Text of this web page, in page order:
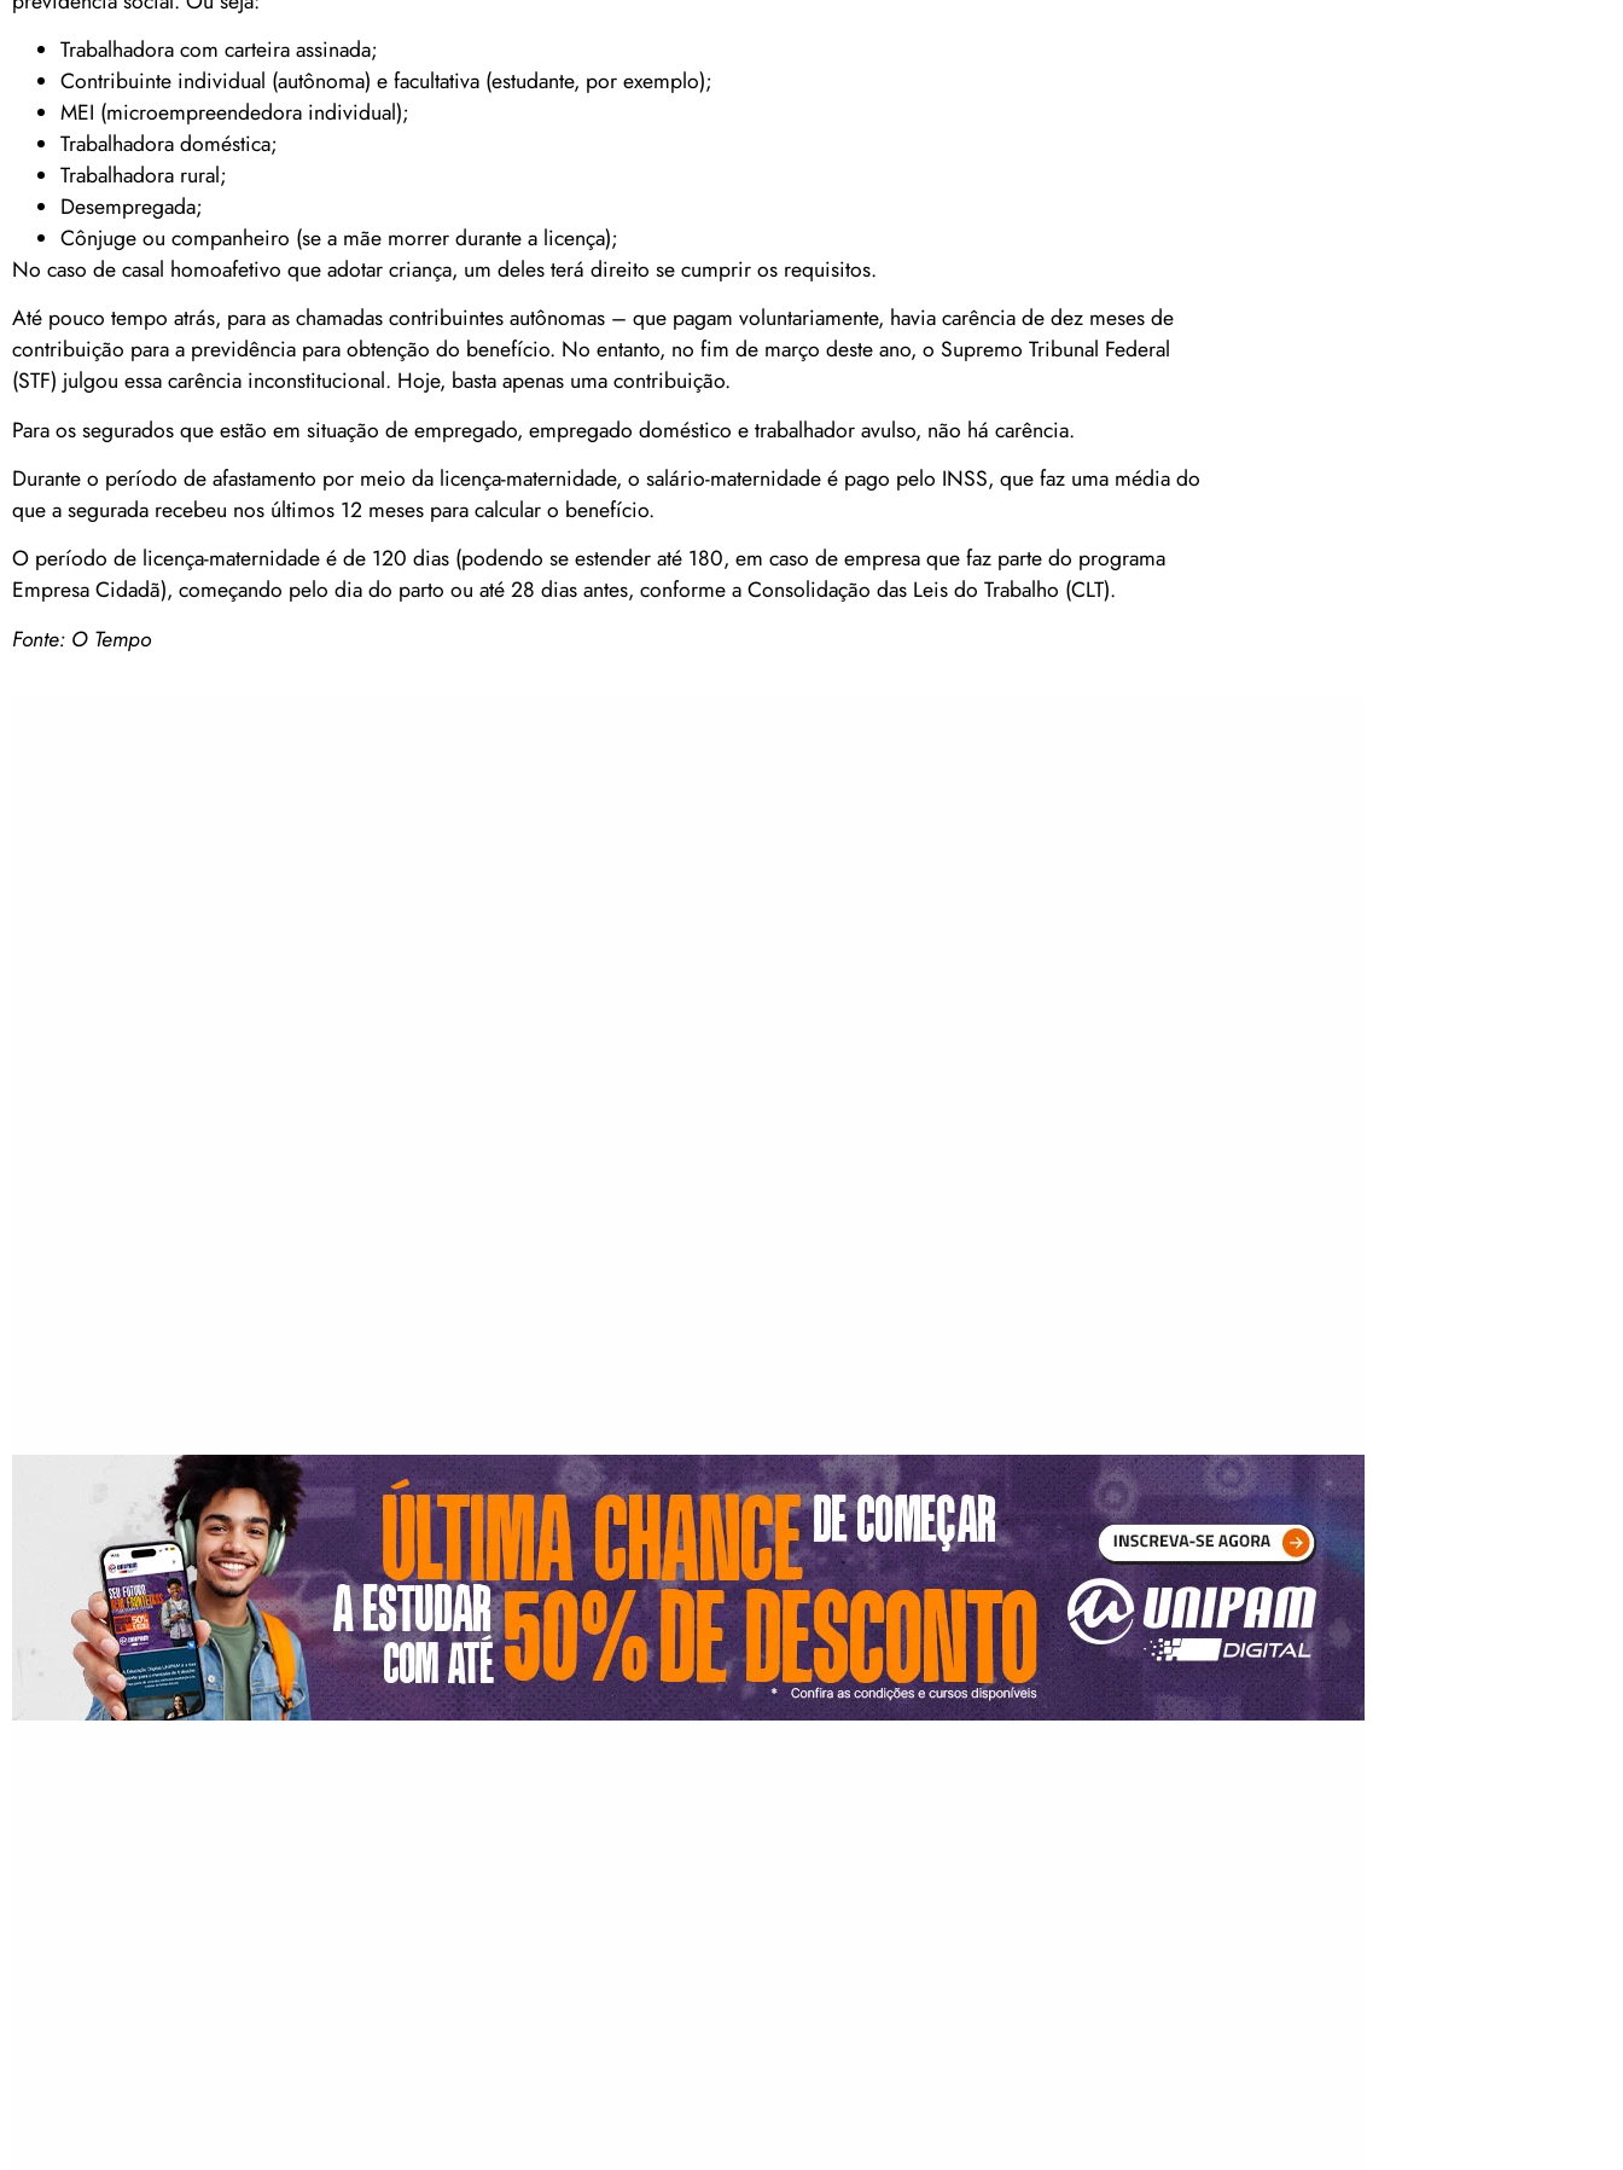
Trabalhadora com carteira assinada;
Contribuinte individual (autônoma) e facultativa (estudante, por exemplo);
MEI (microempreendedora individual);
Trabalhadora doméstica;
Trabalhadora rural;
Desempregada;
Cônjuge ou companheiro (se a mãe morrer durante a licença);
No caso de casal homoafetivo que adotar criança, um deles terá direito se cumprir os requisitos.
Até pouco tempo atrás, para as chamadas contribuintes autônomas – que pagam voluntariamente, havia carência de dez meses de
contribuição para a previdência para obtenção do benefício. No entanto, no fim de março deste ano, o Supremo Tribunal Federal
(STF) julgou essa carência inconstitucional. Hoje, basta apenas uma contribuição.
Para os segurados que estão em situação de empregado, empregado doméstico e trabalhador avulso, não há carência.
Durante o período de afastamento por meio da licença-maternidade, o salário-maternidade é pago pelo INSS, que faz uma média do
que a segurada recebeu nos últimos 12 meses para calcular o benefício.
O período de licença-maternidade é de 120 dias (podendo se estender até 180, em caso de empresa que faz parte do programa
Empresa Cidadã), começando pelo dia do parto ou até 28 dias antes, conforme a Consolidação das Leis do Trabalho (CLT).
Fonte: O Tempo